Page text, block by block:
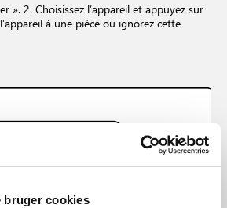
bruger cookies
». 2. Choisissez l’appareil et appuyez sur
à une pièce ou ignorez cette